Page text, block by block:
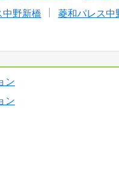
中野新橋
菱和パレス中
ン
ン